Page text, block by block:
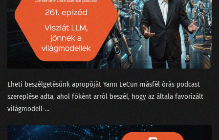
169 - Az önprogramozó coder-segéd és a technobióták
168 - Agyunkra megy a Neuralink
167 - Rossz-e a világ legjobb AI jogszabálya?
166 - Egri Botond, a logónyomozó
165 - Beszántja-e az MI az adattudományt?
163 - A fogalmatlan maharadzsa és a Manhattan terv
Eheti beszélgetésünk apropóját ⁠Yann LeCun⁠ másfél órás ⁠podcast
szereplése⁠ adta, ahol főként arról beszél, hogy az általa favorizált
világmodell-...